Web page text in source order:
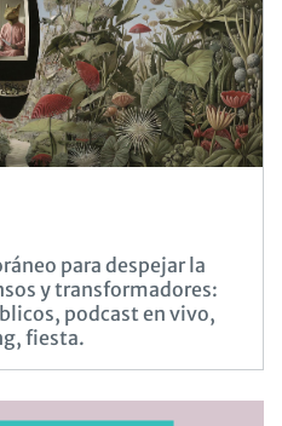
para despejar la
y transformadores:
podcast en vivo,
fiesta.